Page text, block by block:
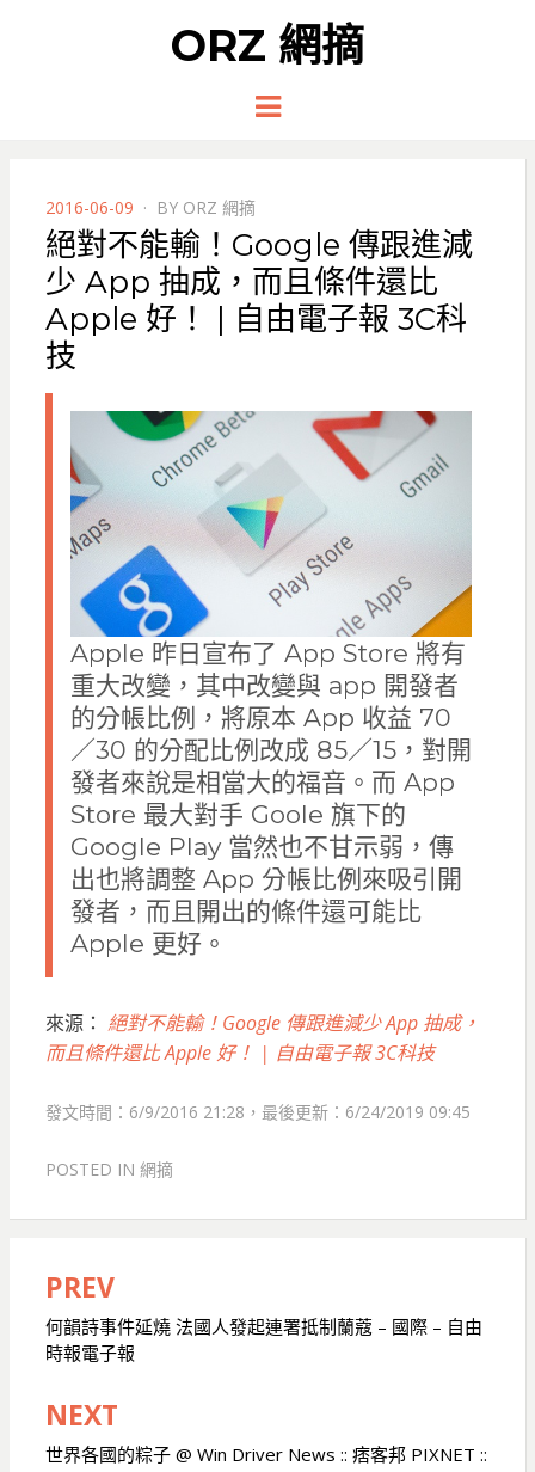
ORZ 網摘
Menu
POSTED
ON
2016-06-09 BY ORZ 網摘
絕對不能輸！Google 傳跟進減
少 App 抽成，而且條件還比
Apple 好！ | 自由電子報 3C科
技
Apple 昨日宣布了 App Store 將有
重大改變，其中改變與 app 開發者
的分帳比例，將原本 App 收益 70
／30 的分配比例改成 85／15，對開
發者來說是相當大的福音。而 App
Store 最大對手 Goole 旗下的
Google Play 當然也不甘示弱，傳
出也將調整 App 分帳比例來吸引開
發者，而且開出的條件還可能比
Apple 更好。
來源： 絕對不能輸！Google 傳跟進減少 App 抽成，
而且條件還比 Apple 好！ | 自由電子報 3C科技
發文時間：6/9/2016 21:28，最後更新：6/24/2019 09:45
POSTED IN 網摘
文
章
導
覽
PREV
何韻詩事件延燒 法國人發起連署抵制蘭蔻 – 國際 – 自由
時報電子報
NEXT
世界各國的粽子 @ Win Driver News :: 痞客邦 PIXNET ::